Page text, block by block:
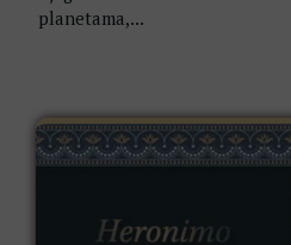
planetama,...